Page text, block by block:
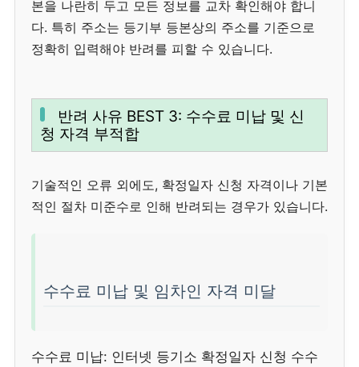
본을 나란히 두고 모든 정보를 교차 확인해야 합니
다. 특히 주소는 등기부 등본상의 주소를 기준으로
정확히 입력해야 반려를 피할 수 있습니다.
반려 사유 BEST 3: 수수료 미납 및 신
청 자격 부적합
기술적인 오류 외에도, 확정일자 신청 자격이나 기본
적인 절차 미준수로 인해 반려되는 경우가 있습니다.
수수료 미납 및 임차인 자격 미달
수수료 미납: 인터넷 등기소 확정일자 신청 수수